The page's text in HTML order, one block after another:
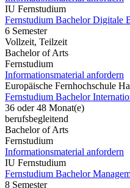
IU Fernstudium
Fernstudium Bachelor Digitale
6 Semester
Vollzeit, Teilzeit
Bachelor of Arts
Fernstudium
Informationsmaterial anfordern
Europäische Fernhochschule
Fernstudium Bachelor
36 oder 48 Monat(e)
berufsbegleitend
Bachelor of Arts
Fernstudium
Informationsmaterial anfordern
IU Fernstudium
Fernstudium Bachelor
8 Semester